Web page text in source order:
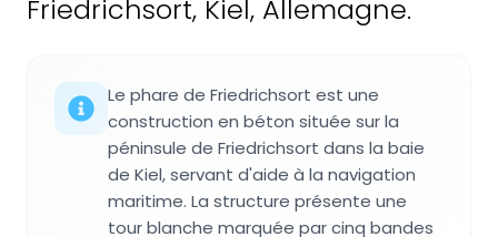
Friedrichsort, Kiel, Allemagne.
Le phare de Friedrichsort est une
construction en béton située sur la
péninsule de Friedrichsort dans la baie
de Kiel, servant d'aide à la navigation
maritime. La structure présente une
tour blanche marquée par cinq bandes